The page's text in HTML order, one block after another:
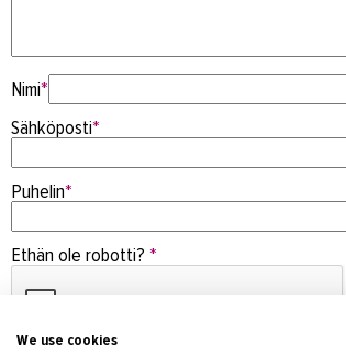
Nimi*
Sähköposti*
Puhelin*
Ethän ole robotti? *
We use cookies